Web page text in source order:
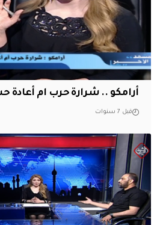
أرامكو .. شرارة حرب ام أعادة
قبل 7 سنوات